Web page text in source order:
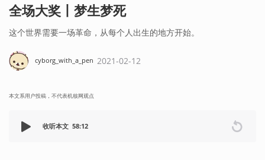
全场大奖丨梦生梦死
这个世界需要一场革命，从每个人出生的地方开始。
cyborg_with_a_pen 2021-02-12
本文系用户投稿，不代表机核网观点
收听本文 58:12